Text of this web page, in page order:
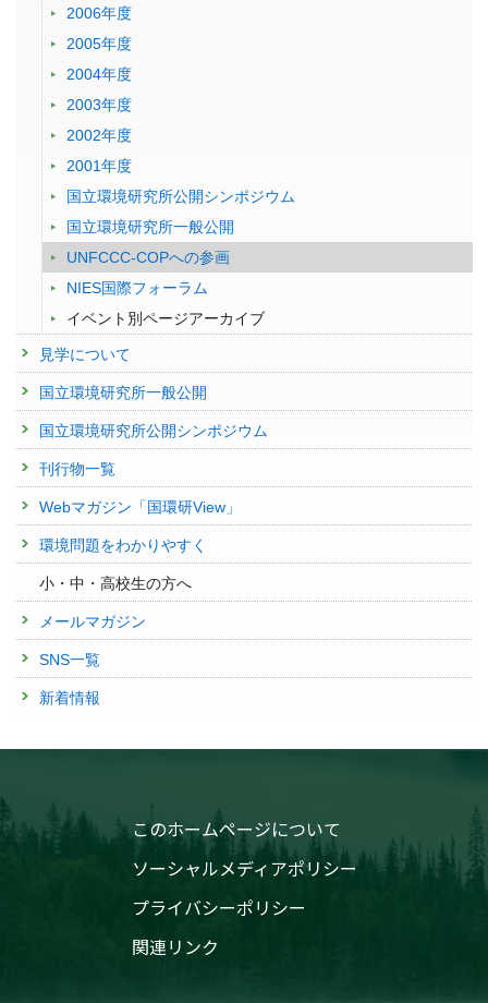
2006年度
2005年度
2004年度
2003年度
2002年度
2001年度
国立環境研究所公開シンポジウム
国立環境研究所一般公開
UNFCCC-COPへの参画
NIES国際フォーラム
イベント別ページアーカイブ
見学について
国立環境研究所一般公開
国立環境研究所公開シンポジウム
刊行物一覧
Webマガジン「国環研View」
環境問題をわかりやすく
小・中・高校生の方へ
メールマガジン
SNS一覧
新着情報
このホームページについて
ソーシャルメディアポリシー
プライバシーポリシー
関連リンク